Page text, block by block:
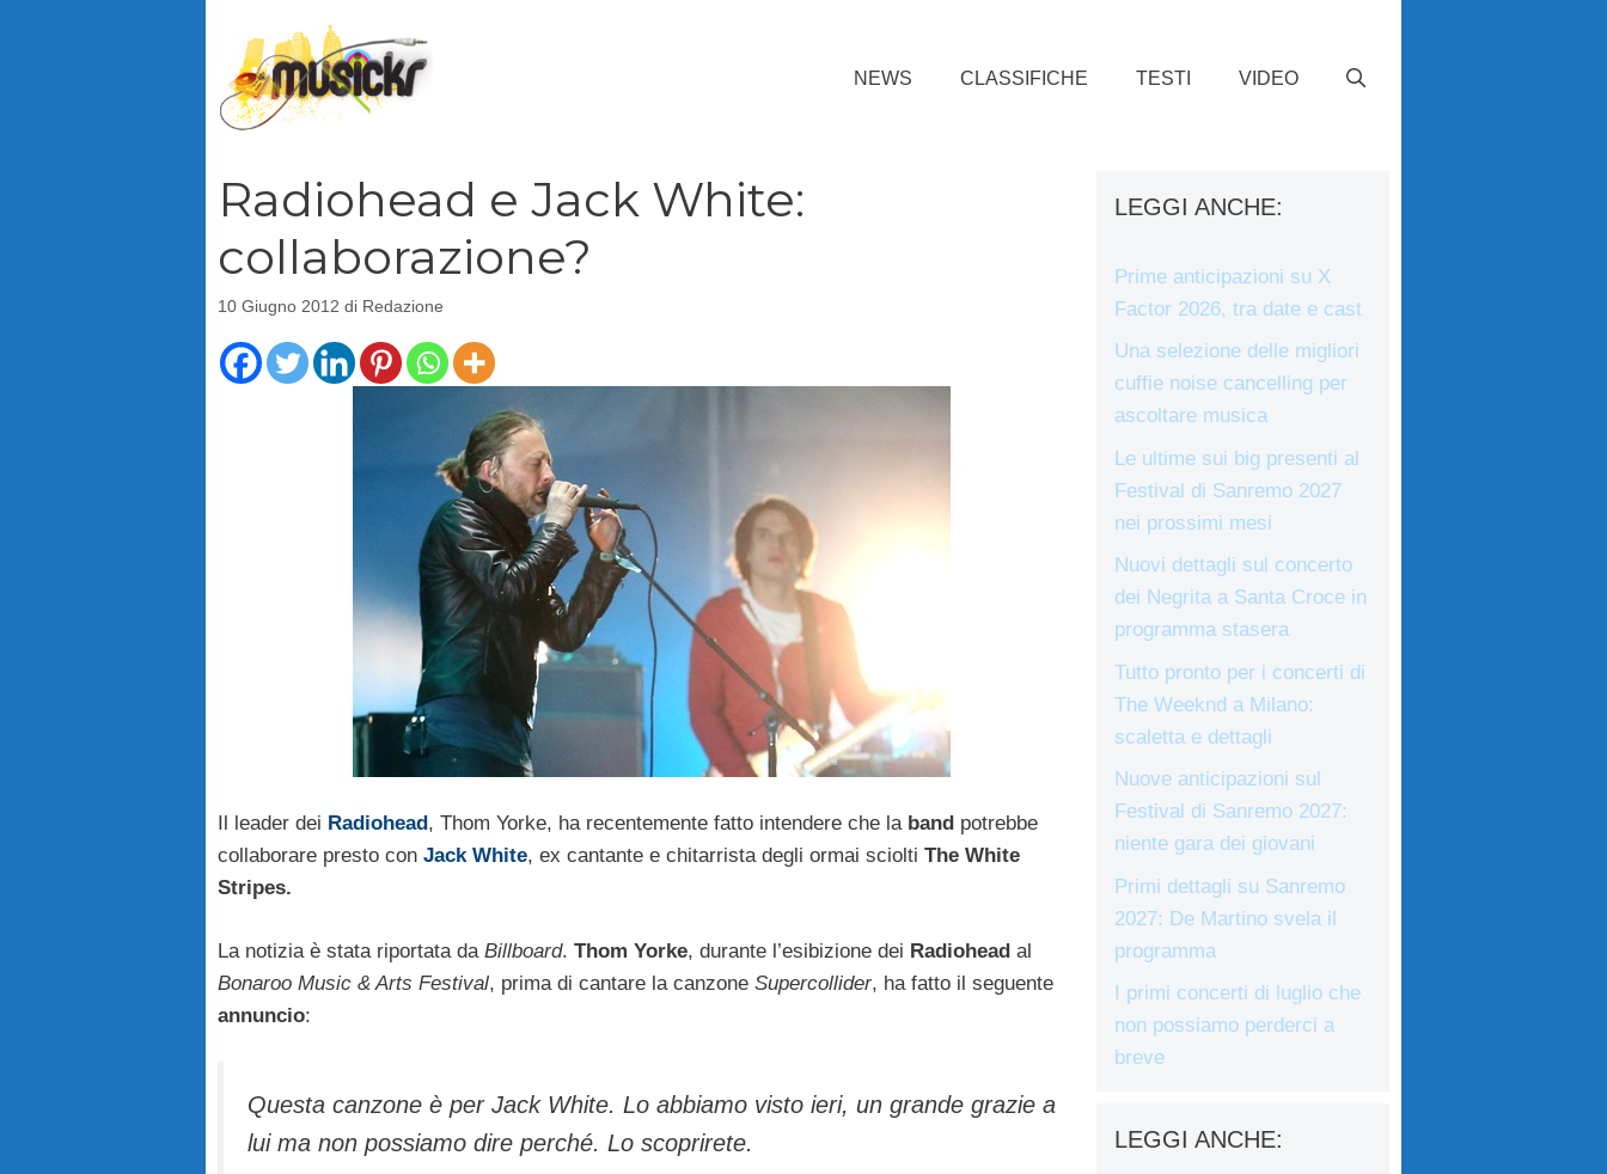
NEWS CLASSIFICHE TESTI VIDEO
Radiohead e Jack White:
collaborazione?
10 Giugno 2012 di Redazione
Il leader dei Radiohead , Thom Yorke, ha recentemente fatto intendere che la band potrebbe
collaborare presto con Jack White, ex cantante e chitarrista degli ormai sciolti The White
Stripes.
La notizia è stata riportata da Billboard. Thom Yorke, durante l’esibizione dei Radiohead al
Bonaroo Music & Arts Festival, prima di cantare la canzone Supercollider, ha fatto il seguente
annuncio:
Questa canzone è per Jack White. Lo abbiamo visto ieri, un grande grazie a
lui ma non possiamo dire perché. Lo scoprirete.
LEGGI ANCHE:
Prime anticipazioni su X
Factor 2026, tra date e cast
Una selezione delle migliori
cuffie noise cancelling per
ascoltare musica
Le ultime sui big presenti al
Festival di Sanremo 2027
nei prossimi mesi
Nuovi dettagli sul concerto
dei Negrita a Santa Croce in
programma stasera
Tutto pronto per i concerti di
The Weeknd a Milano:
scaletta e dettagli
Nuove anticipazioni sul
Festival di Sanremo 2027:
niente gara dei giovani
Primi dettagli su Sanremo
2027: De Martino svela il
programma
I primi concerti di luglio che
non possiamo perderci a
breve
LEGGI ANCHE: